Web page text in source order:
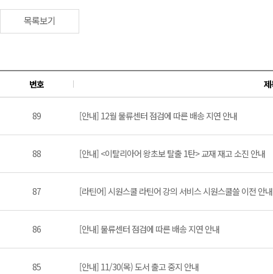
목록보기
번호
89 [안내] 12월 물류센터 점검에 따른 배송 지연 안내
88 [안내] <이탈리아어 왕초보 탈출 1탄> 교재 재고 소진 안내
87 [라틴어] 시원스쿨 라틴어 강의 서비스 시원스쿨쓸 이전 안
86 [안내] 물류센터 점검에 따른 배송 지연 안내
85 [안내] 11/30(목) 도서 출고 중지 안내